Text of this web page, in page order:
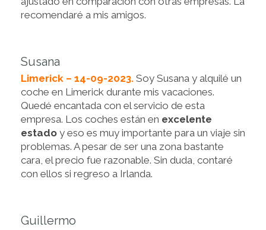
recomendaré a mis amigos.
Susana
Limerick – 14-09-2023. Soy Susana y alquilé un
coche en Limerick durante mis vacaciones.
Quedé encantada con el servicio de esta
empresa. Los coches están en excelente
estado y eso es muy importante para un viaje sin
problemas. A pesar de ser una zona bastante
cara, el precio fue razonable. Sin duda, contaré
con ellos si regreso a Irlanda.
Guillermo